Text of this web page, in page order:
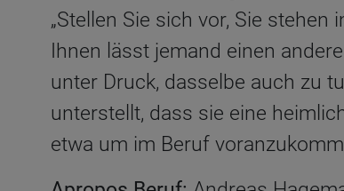
„Stellen Sie sich vor, Sie
Ihnen lässt jemand einen
unter Druck, dasselbe auch zu
unterstellt, dass sie eine
etwa um im Beruf